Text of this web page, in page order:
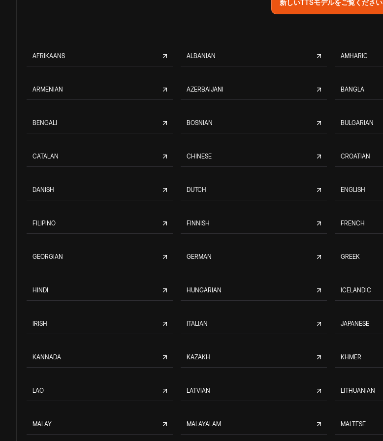
新しいTTSモデルをご覧ください
AFRIKAANS ALBANIAN AMHARIC
ARMENIAN AZERBAIJANI BANGLA
BENGALI BOSNIAN BULGARIAN
CATALAN CHINESE CROATIAN
DANISH DUTCH ENGLISH
FILIPINO FINNISH FRENCH
GEORGIAN GERMAN GREEK
HINDI HUNGARIAN ICELANDIC
IRISH ITALIAN JAPANESE
KANNADA KAZAKH KHMER
LAO LATVIAN LITHUANIAN
MALAY MALAYALAM MALTESE